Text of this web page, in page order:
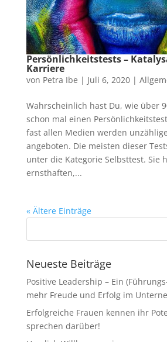
Persönlichkeitstests –
Karriere
von Petra Ibe | Juli 6, 2020|
Wahrscheinlich hast Du, wie über
schon mal einen
fast allen Medien werden
angeboten. Die meisten dieser
unter die Kategorie Selbsttest. Sie
ernsthaften,...
« Ältere Einträge
Neueste Beiträge
Positive Leadership – Ein
mehr Freude und Erfolg im
Erfolgreiche Frauen kennen ihr
sprechen darüber!